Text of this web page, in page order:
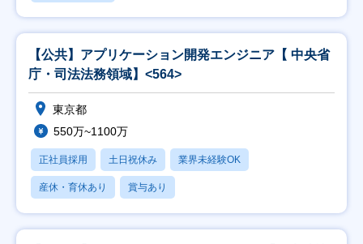
【公共】アプリケーション開発エンジニア【 中央省
庁・司法法務領域】<564>
東京都
550万~1100万
正社員採用 土日祝休み 業界未経験OK
産休・育休あり 賞与あり